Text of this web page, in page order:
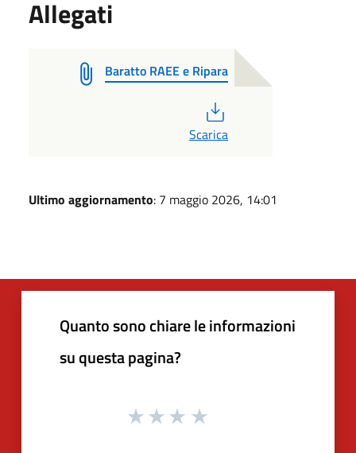
Allegati
Baratto RAEE e Ripara
Scarica
Ultimo aggiornamento: 7 maggio 2026, 14:01
Quanto sono chiare le informazioni
su questa pagina?